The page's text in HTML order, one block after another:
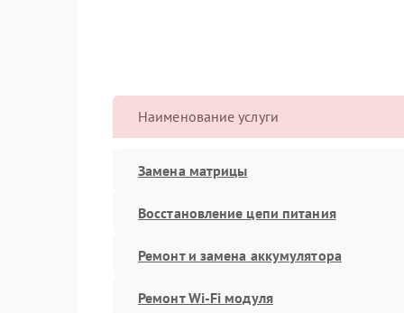
Наименование услуги
Замена матрицы
Восстановление цепи питания
Ремонт и замена аккумулятора
Ремонт Wi-Fi модуля